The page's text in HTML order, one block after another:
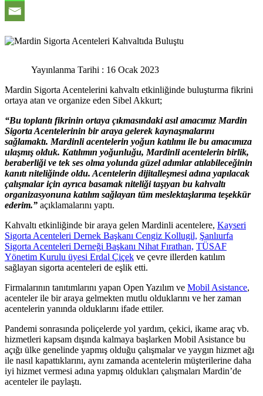
Yayınlanma Tarihi : 16 Ocak 2023
Mardin Sigorta Acentelerini kahvaltı etkinliğinde buluşturma fikrini
ortaya atan ve organize eden Sibel Akkurt;
“Bu toplantı fikrinin ortaya çıkmasındaki asıl amacımız Mardin
Sigorta Acentelerinin bir araya gelerek kaynaşmalarını
sağlamaktı. Mardinli acentelerin yoğun katılımı ile bu amacımıza
ulaşmış olduk. Katılımın yoğunluğu, Mardinli acentelerin birlik,
beraberliği ve tek ses olma yolunda güzel adımlar atılabileceğinin
kanıtı niteliğinde oldu. Acentelerin dijitalleşmesi adına yapılacak
çalışmalar için ayrıca basamak niteliği taşıyan bu kahvaltı
organizasyonuna katılım sağlayan tüm meslektaşlarıma teşekkür
ederim.” açıklamalarını yaptı.
Kahvaltı etkinliğinde bir araya gelen Mardinli acentelere, Kayseri
Sigorta Acenteleri Dernek Başkanı Cengiz Kollugil, Şanlıurfa
Sigorta Acenteleri Derneği Başkanı Nihat Fırathan, TÜSAF
Yönetim Kurulu üyesi Erdal Çiçek ve çevre illerden katılım
sağlayan sigorta acenteleri de eşlik etti.
Firmalarının tanıtımlarını yapan Open Yazılım ve Mobil Asistance,
acenteler ile bir araya gelmekten mutlu olduklarını ve her zaman
acentelerin yanında olduklarını ifade ettiler.
Pandemi sonrasında poliçelerde yol yardım, çekici, ikame araç vb.
hizmetleri kapsam dışında kalmaya başlarken Mobil Asistance bu
açığı ülke genelinde yapmış olduğu çalışmalar ve yaygın hizmet ağı
ile nasıl kapattıklarını, aynı zamanda acentelerin müşterilerine daha
iyi hizmet vermesi adına yapmış oldukları çalışmaları Mardin’de
acenteler ile paylaştı.